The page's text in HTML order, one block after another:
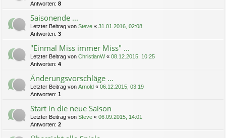
Antworten: 8
Saisonende ...
Letzter Beitrag von Steve « 31.01.2016, 02:08
Antworten: 3
"Einmal Miss immer Miss" ...
Letzter Beitrag von ChristianW« 08.12.2015, 10:25
Antworten: 4
Änderungsvorschläge ...
Letzter Beitrag von Arnold « 06.12.2015, 03:19
Antworten: 1
Start in die neue Saison
Letzter Beitrag von Steve « 06.09.2015, 14:01
Antworten: 2